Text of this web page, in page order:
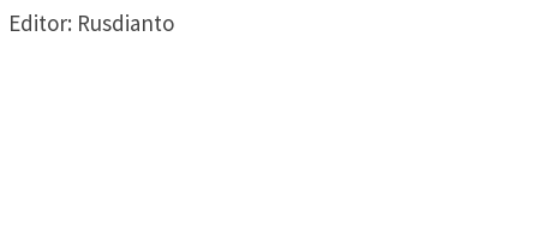
Editor: Rusdianto